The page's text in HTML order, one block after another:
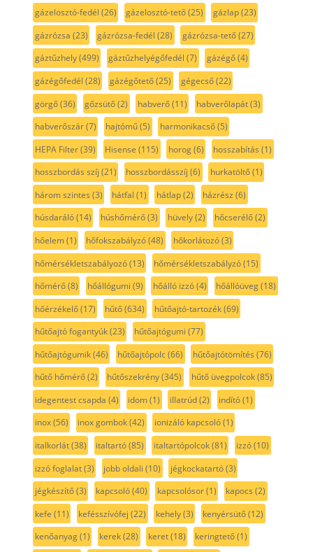
gázelosztó-fedél (26) gázelosztó-tető(25) gázlap(23)
gázrózsa (23) gázrózsa-fedél (28) gázrózsa-tető(27)
gáztűzhely(499) gáztűzhelyégőfedél (7) gázégő(4)
gázégőfedél (28) gázégőtető(25) gégecső(22)
görgő(36) gőzsütő(2) habverő(11) habverőlapát(3)
habverőszár(7) hajtómű(5) harmonikacső(5)
HEPA Filter(39) Hisense (115) horog(6) hosszabítás (1)
hosszbordás szíj (21) hosszbordásszíj (6) hurkatöltő(1)
három szintes (3) hátfal (1) hátlap(2) házrész (6)
húsdaráló(14) húshőmérő(3) hüvely(2) hőcserélő(2)
hőelem(1) hőfokszabályzó(48) hőkorlátozó(3)
hőmérsékletszabályozó(13) hőmérsékletszabályzó(15)
hőmérő(8) hőállógumi (9) hőálló izzó(4) hőállóüveg(18)
hőérzékelő(17) hűtő(634) hűtőajtó-tartozék(69)
hűtőajtó fogantyúk(23) hűtőajtógumi (77)
hűtőajtógumik(46) hűtőajtópolc(66) hűtőajtótömítés (76)
hűtő hőmérő(2) hűtőszekrény(345) hűtő üvegpolcok(85)
idegentest csapda (4) idom(1) illatrúd(2) indító(1)
inox(56) inox gombok(42) ionizáló kapcsoló(1)
italkorlát(38) italtartó(85) italtartópolcok(81) izzó(10)
izzó foglalat(3) jobb oldali (10) jégkockatartó(3)
jégkészítő(3) kapcsoló(40) kapcsolósor(1) kapocs (2)
kefe (11) kefésszívófej (22) kehely(3) kenyérsütő(12)
kenőanyag(1) kerek(28) keret(18) keringtető(1)